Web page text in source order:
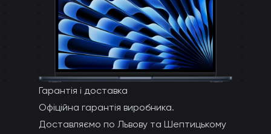
Гарантія і доставка
Офіційна гарантія виробника.
Доставляємо по Львову та Шептицькому